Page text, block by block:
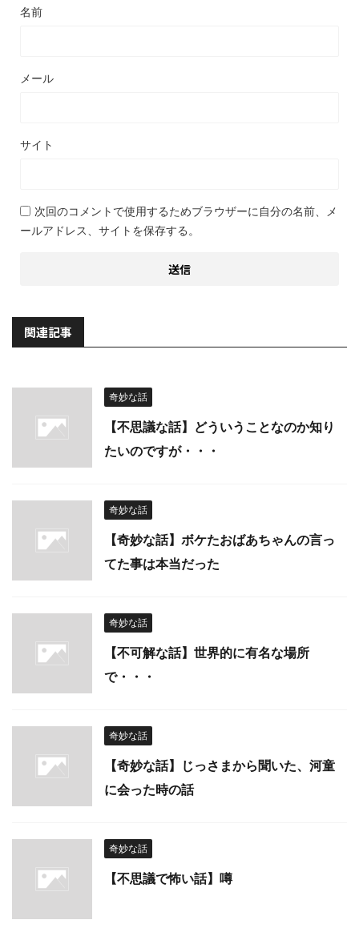
名前
メール
サイト
次回のコメントで使用するためブラウザーに自分の名前、メ
ールアドレス、サイトを保存する。
関連記事
奇妙な話
【不思議な話】どういうことなのか知り
たいのですが・・・
奇妙な話
【奇妙な話】ボケたおばあちゃんの言っ
てた事は本当だった
奇妙な話
【不可解な話】世界的に有名な場所
で・・・
奇妙な話
【奇妙な話】じっさまから聞いた、河童
に会った時の話
奇妙な話
【不思議で怖い話】噂